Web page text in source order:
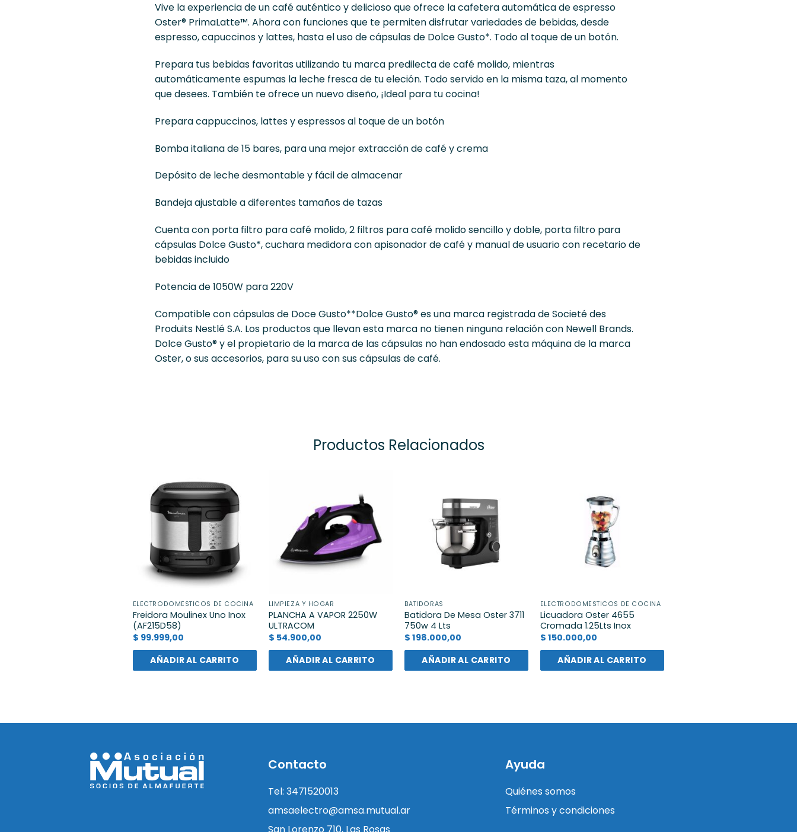
Vive la experiencia de un café auténtico y delicioso que ofrece la cafetera automática de espresso
Oster® PrimaLatte™. Ahora con funciones que te permiten disfrutar variedades de bebidas, desde
espresso, capuccinos y lattes, hasta el uso de cápsulas de Dolce Gusto*. Todo al toque de un botón.
Prepara tus bebidas favoritas utilizando tu marca predilecta de café molido, mientras
automáticamente espumas la leche fresca de tu eleción. Todo servido en la misma taza, al momento
que desees. También te ofrece un nuevo diseño, ¡Ideal para tu cocina!
Prepara cappuccinos, lattes y espressos al toque de un botón
Bomba italiana de 15 bares, para una mejor extracción de café y crema
Depósito de leche desmontable y fácil de almacenar
Bandeja ajustable a diferentes tamaños de tazas
Cuenta con porta filtro para café molido, 2 filtros para café molido sencillo y doble, porta filtro para
cápsulas Dolce Gusto*, cuchara medidora con apisonador de café y manual de usuario con recetario de
bebidas incluido
Potencia de 1050W para 220V
Compatible con cápsulas de Doce Gusto**Dolce Gusto® es una marca registrada de Societé des
Produits Nestlé S.A. Los productos que llevan esta marca no tienen ninguna relación con Newell Brands.
Dolce Gusto® y el propietario de la marca de las cápsulas no han endosado esta máquina de la marca
Oster, o sus accesorios, para su uso con sus cápsulas de café.
Productos Relacionados
ELECTRODOMÉSTICOS DE COCINA
Freidora Moulinex Uno Inox
(AF215D58)
$ 99.999,00
AÑADIR AL CARRITO
LIMPIEZA Y HOGAR
PLANCHA A VAPOR 2250W
ULTRACOM
$ 54.900,00
AÑADIR AL CARRITO
BATIDORAS
Batidora De Mesa Oster 3711
750w 4 Lts
$ 198.000,00
AÑADIR AL CARRITO
ELECTRODOMÉSTICOS DE COCINA
Licuadora Oster 4655
Cromada 1.25Lts Inox
$ 150.000,00
AÑADIR AL CARRITO
Contacto
Tel: 3471520013
amsaelectro@amsa.mutual.ar
San Lorenzo 710, Las Rosas
Ayuda
Quiénes somos
Términos y condiciones